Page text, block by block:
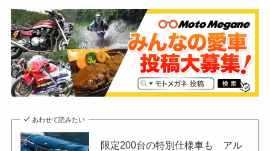
あわせて読みたい
限定200台の特別仕様車も アル